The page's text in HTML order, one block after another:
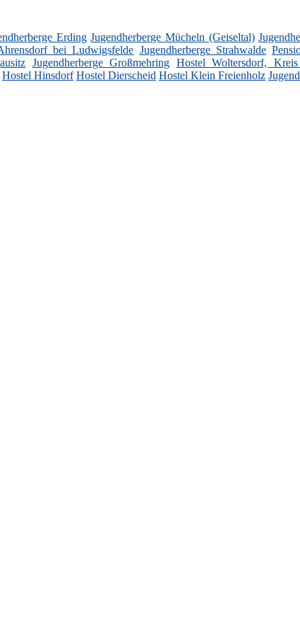
Erding Jugendherberge Mücheln (Geiseltal)
bei Ludwigsfelde Jugendherberge Strahwalde
Jugendherberge Großmehring Hostel Woltersdorf,
Hostel Hinsdorf Hostel Dierscheid Hostel Klein Freienholz